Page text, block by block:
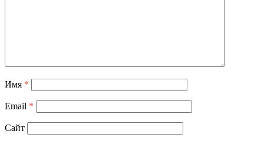
Имя *
Email *
Сайт